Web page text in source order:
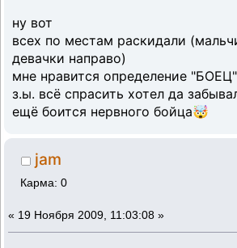
ну вот
всех по местам раскидали
девачки направо)
мне нравится определение
з.ы. всё спрасить хотел да
ещё боится нервного бойца🤯
jam
Карма: 0
« 19 Ноября 2009, 11:03:08 »